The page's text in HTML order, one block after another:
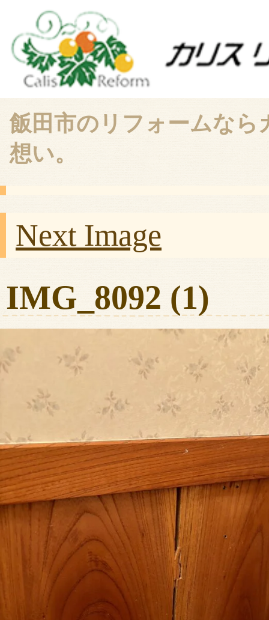
飯田市のリフォームな
想い。
Next Image
IMG_8092 (1)